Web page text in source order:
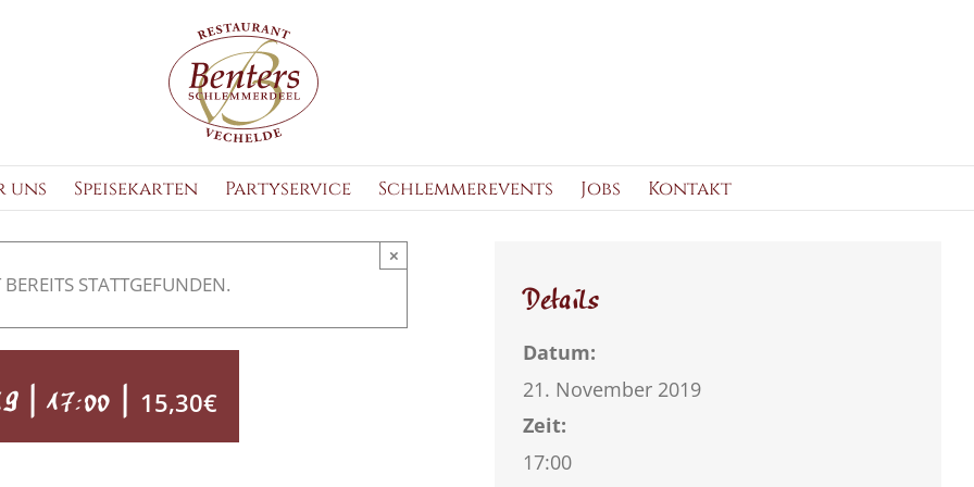
uns Speisekarten Partyservice Schlemmerevents Jobs Kontakt
STATTGEFUNDEN.
×
| 17:00 15,30€
Details
Datum:
21. November 2019
Zeit:
17:00